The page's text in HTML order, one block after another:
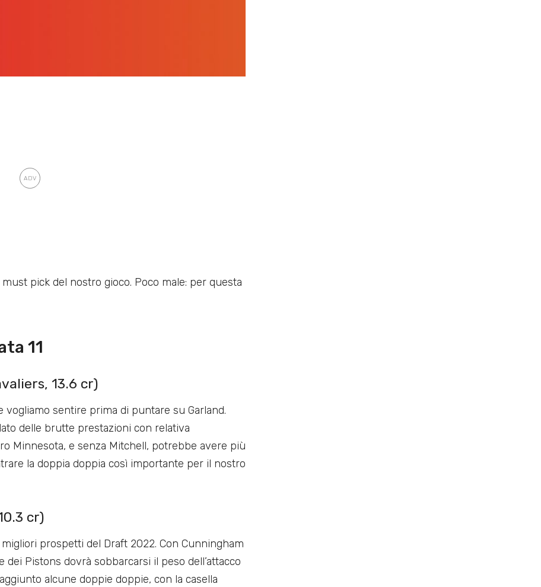
pick del nostro gioco. Poco male: per questa
11
13.6 cr)
sentire prima di puntare su Garland.
delle brutte prestazioni con relativa
Minnesota, e senza Mitchell, potrebbe avere più
la doppia doppia così importante per il nostro
cr)
prospetti del Draft 2022. Con Cunningham
Pistons dovrà sobbarcarsi il peso dell’attacco
alcune doppie doppie, con la casella